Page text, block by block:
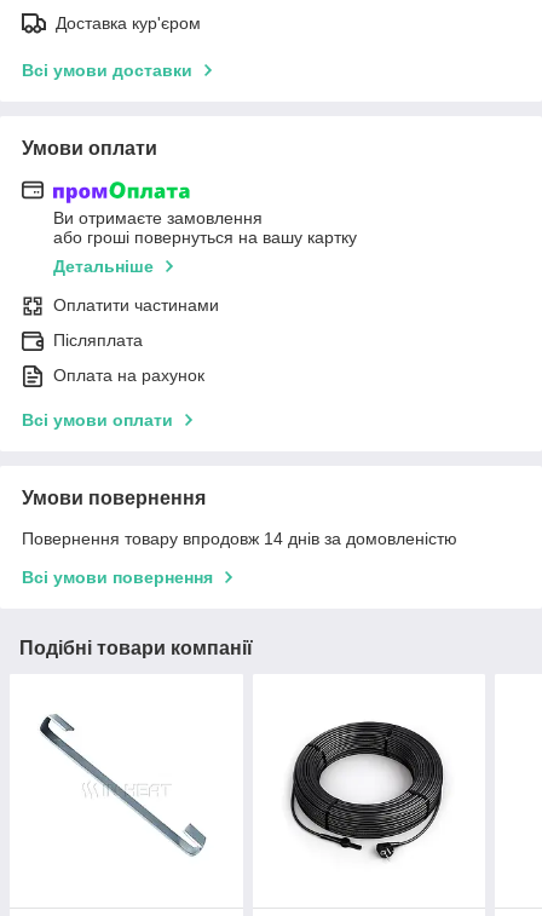
Доставка кур'єром
Всі умови доставки
Умови оплати
Ви отримаєте замовлення
або гроші повернуться на вашу картку
Детальніше
Оплатити частинами
Післяплата
Оплата на рахунок
Всі умови оплати
Умови повернення
Повернення товару впродовж 14 днів за домовленістю
Всі умови повернення
Подібні товари компанії